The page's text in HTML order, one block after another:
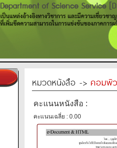
หมวดหนังสือ -> คอมพิ
คะแนนหนังสือ :
คะแนนเฉลี่ย : 0.00